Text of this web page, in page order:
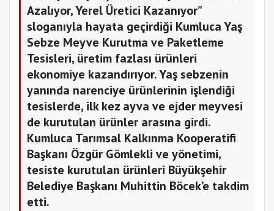
Azalıyor, Yerel Üretici Kazanıyor”
sloganıyla hayata geçirdiği Kumluca Yaş
Sebze Meyve Kurutma ve Paketleme
Tesisleri, üretim fazlası ürünleri
ekonomiye kazandırıyor. Yaş sebzenin
yanında narenciye ürünlerinin işlendiği
tesislerde, ilk kez ayva ve ejder meyvesi
de kurutulan ürünler arasına girdi.
Kumluca Tarımsal Kalkınma Kooperatifi
Başkanı Özgür Gömlekli ve yönetimi,
tesiste kurutulan ürünleri Büyükşehir
Belediye Başkanı Muhittin Böcek’e takdim
etti.